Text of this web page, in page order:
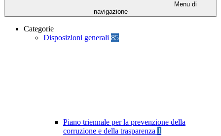
Menu di
navigazione
Categorie
Disposizioni generali 85
Piano triennale per la prevenzione della
corruzione e della trasparenza 1